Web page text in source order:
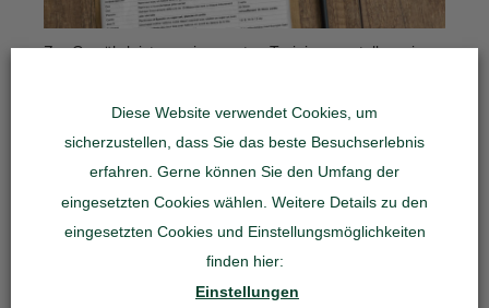
Zur Gewährleistung eines guten Trainings erstellen wir
Eigenschaften. Nach einem präzisen Check-Up können
Fortschritte im Training stets aktuell überwacht und ggf.
fortlaufend optimiert werden.
Die Trainingspläne beschreiben Übungen und
Trainingseinheiten mit allen notwendigen Details zu
Wiederholungen und wichtigen Aspekten zur idealen
Kombination mit einer Ernährungsberatung zusätzlich
Diese Website verwendet Cookies, um
sicherzustellen, dass Sie das beste Besuchserlebnis
erfahren. Gerne können Sie den Umfang der
eingesetzten Cookies wählen. Weitere Details zu den
eingesetzten Cookies und Einstellungsmöglichkeiten
finden hier:
Einstellungen